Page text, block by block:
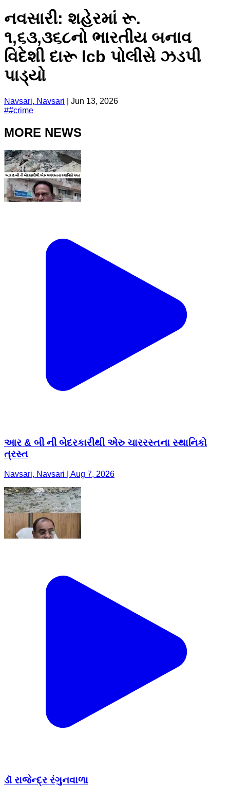
નવસારી: શહેરમાં રૂ.
૧,૬૩,૩૬૮નો ભારતીય બનાવ
વિદેશી દારૂ lcb પોલીસે ઝડપી
પાડ્યો
Navsari, Navsari
Jun 13, 2026
##crime
MORE NEWS
આર & બી ની બેદરકારીથી એરુ ચારરસ્તના સ્થાનિકો
ત્રસ્ત
Navsari, Navsari | Aug 7, 2026
ડૉ રાજેન્દ્ર રંગુનવાળા